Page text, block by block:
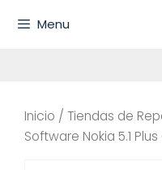
Menu
Inicio / Tiendas de
Software Nokia 5.1